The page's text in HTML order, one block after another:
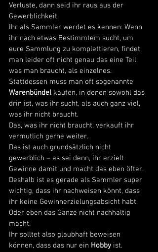
Verluste, dann seid ihr raus aus der
Gewerblichkeit.
Ihr als Sammler werdet es kennen: Wenn
ihr nach etwas Bestimmtem sucht, um
eure Sammlung zu komplettieren, findet
man leider oft nicht genau das eine Teil,
was man braucht, als einzelnes.
Stattdessen muss man oft sogenannte
Warenbündel kaufen, in denen sowohl das
drin ist, was ihr sucht, als auch ganz viel,
was ihr nicht braucht.
Das, was ihr nicht braucht, verkauft ihr
vermutlich gerne weiter.
Das ist auch grundsätzlich nicht
gewerblich – es sei denn, ihr erzielt
Gewinne damit und macht das eben öfter.
Deshalb ist es gerade als Sammler super
wichtig, dass ihr nachweisen könnt, dass
ihr keine Gewinnerzielungsabsicht habt.
Oder eben das Ganze nicht nachhaltig
macht.
Ihr solltet also glaubhaft beweisen
können, dass das nur ein Hobby ist.